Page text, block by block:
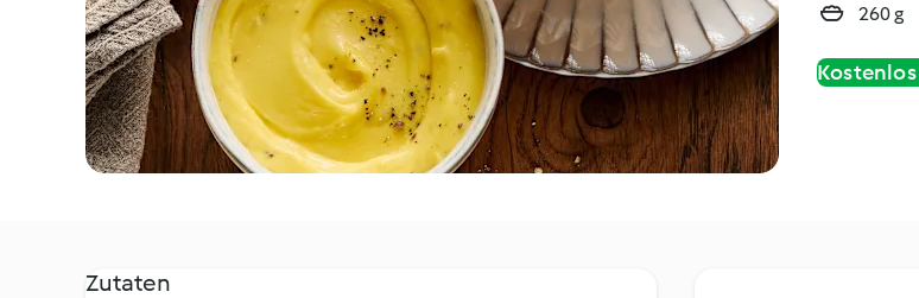
260 g
Zutaten